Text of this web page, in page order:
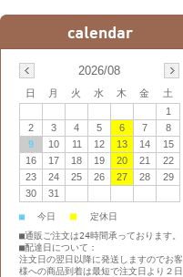
2026/08
日 月 火 水 木 金
土
1
2
3 4 5 6 7
8
9
10 11 12 13 14
15
16
17 18 19 20 21
22
23
24 25 26 27 28
29
30
31
■ 今日 ■
定休日
■通販ご注文は24時間承っております。
■配達日について：
注文日の翌日以降に発送しますのでお客
様への商品到着は最短で注文日より２日